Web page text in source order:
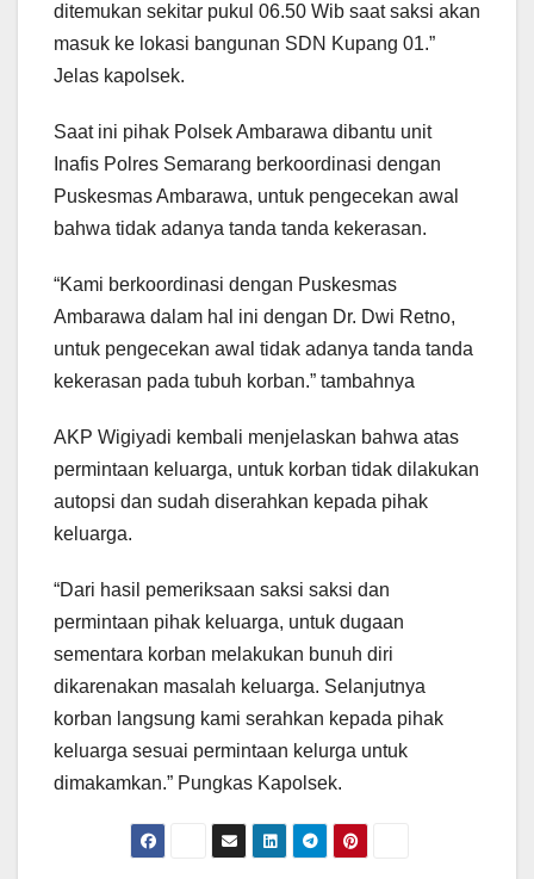
ditemukan sekitar pukul 06.50 Wib saat saksi akan
masuk ke lokasi bangunan SDN Kupang 01.”
Jelas kapolsek.
Saat ini pihak Polsek Ambarawa dibantu unit
Inafis Polres Semarang berkoordinasi dengan
Puskesmas Ambarawa, untuk pengecekan awal
bahwa tidak adanya tanda tanda kekerasan.
“Kami berkoordinasi dengan Puskesmas
Ambarawa dalam hal ini dengan Dr. Dwi Retno,
untuk pengecekan awal tidak adanya tanda tanda
kekerasan pada tubuh korban.” tambahnya
AKP Wigiyadi kembali menjelaskan bahwa atas
permintaan keluarga, untuk korban tidak dilakukan
autopsi dan sudah diserahkan kepada pihak
keluarga.
“Dari hasil pemeriksaan saksi saksi dan
permintaan pihak keluarga, untuk dugaan
sementara korban melakukan bunuh diri
dikarenakan masalah keluarga. Selanjutnya
korban langsung kami serahkan kepada pihak
keluarga sesuai permintaan kelurga untuk
dimakamkan.” Pungkas Kapolsek.